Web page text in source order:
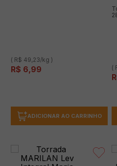
( R$ 49,23/kg )
R$ 6,99
ADICIONAR AO CARRINHO
(